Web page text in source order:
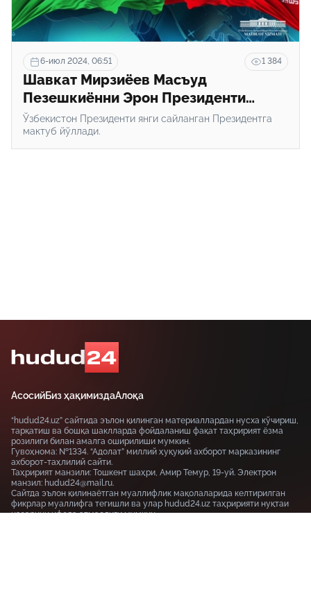
6-июл 2024, 06:51 1 384
Шавкат Мирзиёев Масъуд
Пезешкиённи Эрон Президенти
бўлгани билан табриклади
Ўзбекистон Президенти янги сайланган Президентга
мактуб йўллади.
АсосийБиз ҳақимиздаАлоқа
“hudud24.uz” сайтида эълон қилинган материаллардан нусха кўчириш,
тарқатиш ва бошқа шаклларда фойдаланиш фақат таҳририят ёзма
розилиги билан амалга оширилиши мумкин.
Гувоҳнома: №1334. “Адолат” миллий ҳуқуқий ахборот марказининг
ахборот-таҳлилий сайти.
Таҳририят манзили: Тошкент шаҳри, Амир Темур, 19-уй. Электрон
манзил: hudud24@mail.ru.
Сайтда эълон қилинаётган муаллифлик мақолаларида келтирилган
фикрлар муаллифга тегишли ва улар hudud24.uz таҳририяти нуқтаи
назарини ифода этмаслиги мумкин.